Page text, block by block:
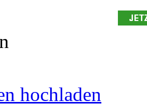
von
- aktuell -
Sie hilfreiche